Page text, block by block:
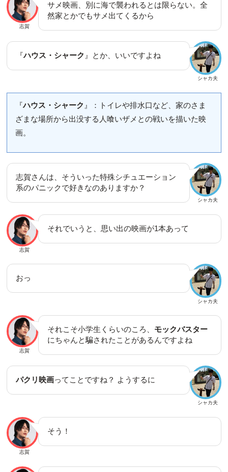
志賀
サメ映画、別に海で襲われるとは限らない。全
然家とかでもサメ出てくるから
シャカ夫
『ハウス・シャーク 』とか、いいですよね
『ハウス・シャーク 』：トイレや排水口など、家のさま
ざまな場所から出没する人喰いザメとの戦いを描いた映
画。
シャカ夫
志賀さんは、そういった特殊シチュエーション
系のパニックで好きなのありますか？
志賀
それでいうと、思い出の映画が1本あって
シャカ夫
おっ
志賀
それこそ小学生くらいのころ、 モックバスター
にちゃんと騙されたことがあるんですよね
シャカ夫
パクリ映画ってことですね？ ようするに
志賀
そう！